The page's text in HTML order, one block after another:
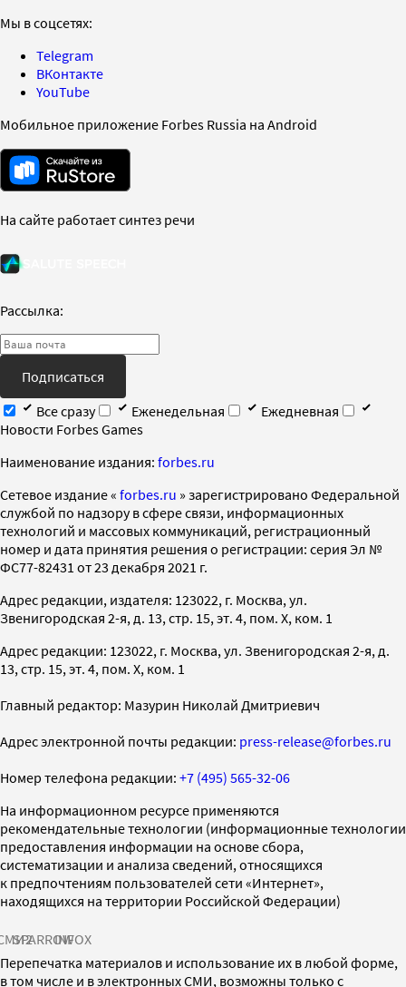
Мы в соцсетях:
Telegram
ВКонтакте
YouTube
Мобильное приложение Forbes Russia на Android
На сайте работает синтез речи
Рассылка:
Подписаться
Все сразу
Еженедельная
Ежедневная
Новости Forbes Games
Наименование издания: forbes.ru
Cетевое издание « forbes.ru » зарегистрировано Федеральной
службой по надзору в сфере связи, информационных
технологий и массовых коммуникаций, регистрационный
номер и дата принятия решения о регистрации: серия Эл №
ФС77-82431 от 23 декабря 2021 г.
Адрес редакции, издателя: 123022, г. Москва, ул.
Звенигородская 2-я, д. 13, стр. 15, эт. 4, пом. X, ком. 1
Адрес редакции: 123022, г. Москва, ул. Звенигородская 2-я, д.
13, стр. 15, эт. 4, пом. X, ком. 1
Главный редактор: Мазурин Николай Дмитриевич
Адрес электронной почты редакции: press-release@forbes.ru
Номер телефона редакции: +7 (495) 565-32-06
На информационном ресурсе применяются
рекомендательные технологии (информационные технологии
предоставления информации на основе сбора,
систематизации и анализа сведений, относящихся
к предпочтениям пользователей сети «Интернет»,
находящихся на территории Российской Федерации)
SPARROWINFOX
Перепечатка материалов и использование их в любой форме,
в том числе и в электронных СМИ, возможны только с